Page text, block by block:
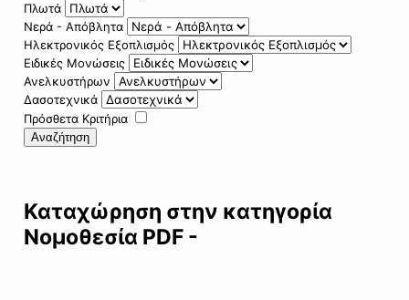
Πλωτά
Νερά - Απόβλητα
Ηλεκτρονικός Εξοπλισμός
Ειδικές Μονώσεις
Ανελκυστήρων
Δασοτεχνικά
Πρόσθετα Κριτήρια
Αναζήτηση
Καταχώρηση στην κατηγορία
Νομοθεσία PDF -